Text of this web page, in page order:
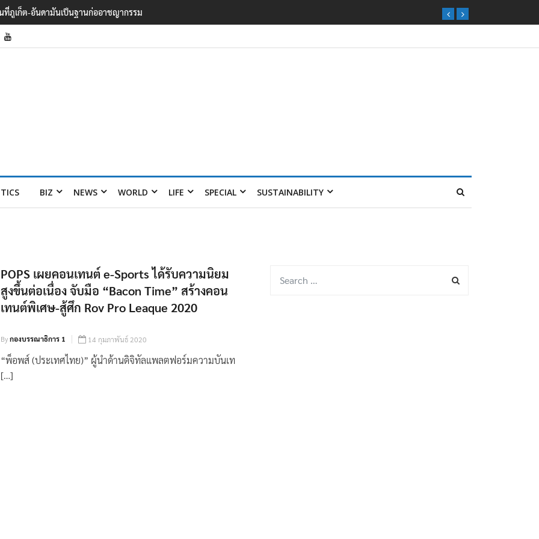
ที่ภูเก็ต-อันดามันเป็นฐานก่ออาชญากรรม
BIZ NEWS WORLD LIFE SPECIAL SUSTAINABILITY
POPS เผยคอนเทนต์ e-Sports ได้รับความนิยม
สูงขึ้นต่อเนื่อง จับมือ “Bacon Time” สร้างคอน
เทนต์พิเศษ-สู้ศึก Rov Pro Leaque 2020
Byกองบรรณาธิการ 1 14 กุมภาพันธ์ 2020
“พ็อพส์ (ประเทศไทย)” ผู้นำด้านดิจิทัลแพลตฟอร์มความบันเท
[…]